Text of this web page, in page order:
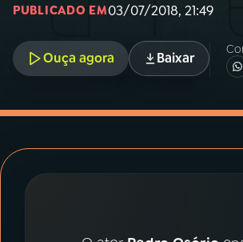
03PROGRAMAÇÃO
PROGRAMAS
PUBLICADO EM03/07/2018, 21:49
Ouça agora Baixar